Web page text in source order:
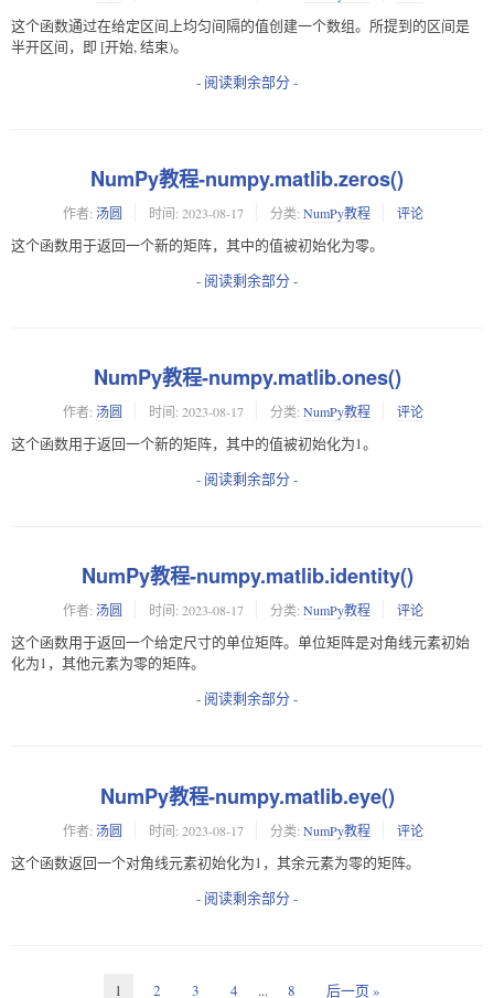
这个函数通过在给定区间上均匀间隔的值创建一个数组。所提到的区间是
半开区间，即 [开始, 结束)。
- 阅读剩余部分 -
NumPy教程-numpy.matlib.zeros()
作者: 汤圆 时间: 2023-08-17 分类: NumPy教程 评论
这个函数用于返回一个新的矩阵，其中的值被初始化为零。
- 阅读剩余部分 -
NumPy教程-numpy.matlib.ones()
作者: 汤圆 时间: 2023-08-17 分类: NumPy教程 评论
这个函数用于返回一个新的矩阵，其中的值被初始化为1。
- 阅读剩余部分 -
NumPy教程-numpy.matlib.identity()
作者: 汤圆 时间: 2023-08-17 分类: NumPy教程 评论
这个函数用于返回一个给定尺寸的单位矩阵。单位矩阵是对角线元素初始
化为1，其他元素为零的矩阵。
- 阅读剩余部分 -
NumPy教程-numpy.matlib.eye()
作者: 汤圆 时间: 2023-08-17 分类: NumPy教程 评论
这个函数返回一个对角线元素初始化为1，其余元素为零的矩阵。
- 阅读剩余部分 -
1 2 3 4 ... 8 后一页 »